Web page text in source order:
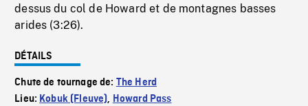
dessus du col de Howard et de montagnes basses
arides (3:26).
DÉTAILS
Chute de tournage de: The Herd
Lieu: Kobuk (Fleuve), Howard Pass